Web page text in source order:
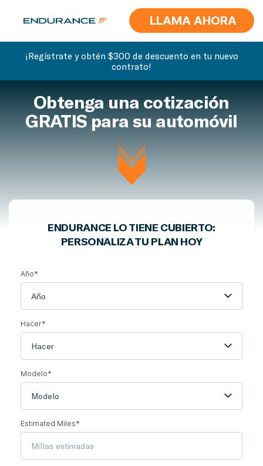
LLAMA AHORA
¡Regístrate y obtén $300 de descuento en tu nuevo
contrato!
Obtenga una cotización
GRATIS para su automóvil
ENDURANCE LO TIENE CUBIERTO:
PERSONALIZA TU PLAN HOY
Año*
Año
Hacer*
Hacer
Modelo*
Modelo
Estimated Miles*